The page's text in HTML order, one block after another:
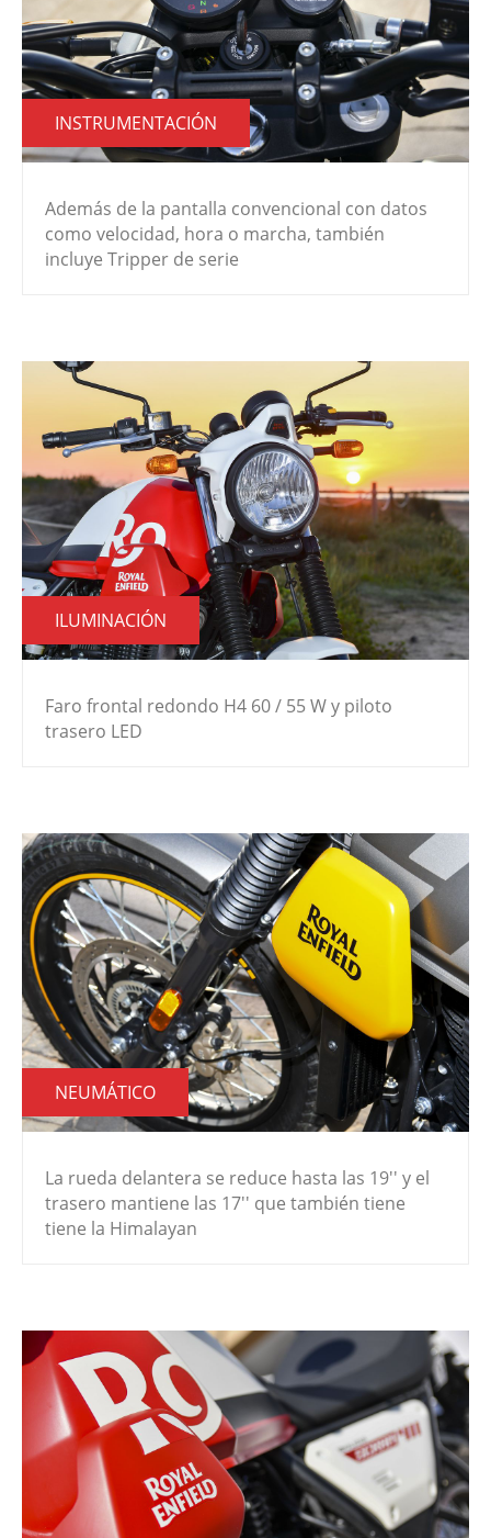
INSTRUMENTACIÓN
Además de la pantalla convencional con datos
como velocidad, hora o marcha, también
incluye Tripper de serie
ILUMINACIÓN
Faro frontal redondo H4 60 / 55 W y piloto
trasero LED
NEUMÁTICO
La rueda delantera se reduce hasta las 19'' y el
trasero mantiene las 17'' que también tiene
tiene la Himalayan